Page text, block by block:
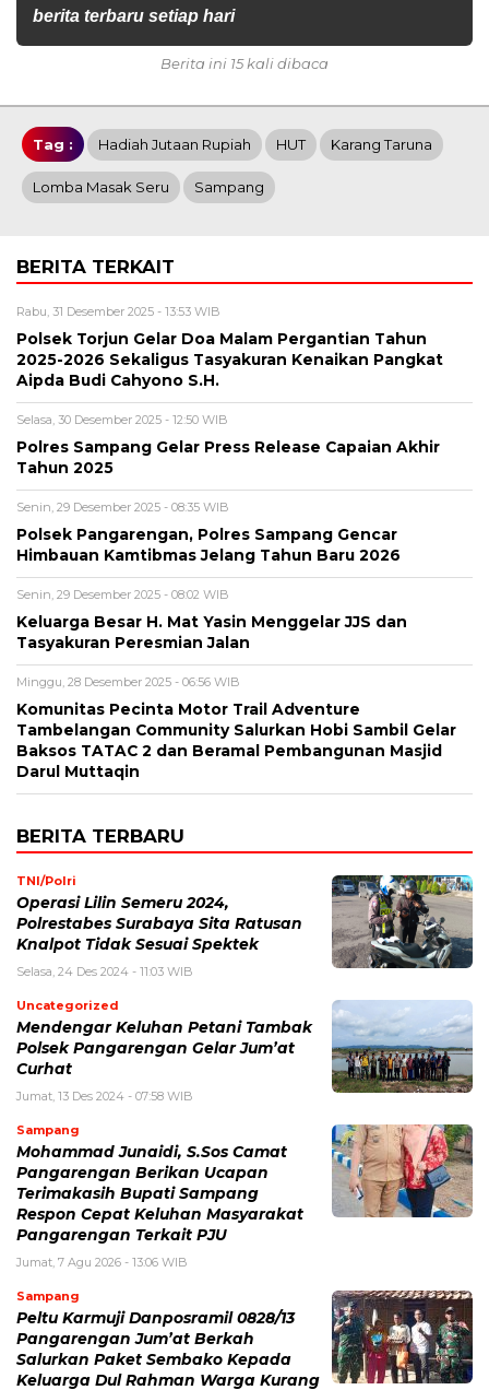
berita terbaru setiap hari
Berita ini 15 kali dibaca
Tag : Hadiah Jutaan Rupiah HUT Karang Taruna
Lomba Masak Seru Sampang
BERITA TERKAIT
Rabu, 31 Desember 2025 - 13:53 WIB
Polsek Torjun Gelar Doa Malam Pergantian Tahun
2025-2026 Sekaligus Tasyakuran Kenaikan Pangkat
Aipda Budi Cahyono S.H.
Selasa, 30 Desember 2025 - 12:50 WIB
Polres Sampang Gelar Press Release Capaian Akhir
Tahun 2025
Senin, 29 Desember 2025 - 08:35 WIB
Polsek Pangarengan, Polres Sampang Gencar
Himbauan Kamtibmas Jelang Tahun Baru 2026
Senin, 29 Desember 2025 - 08:02 WIB
Keluarga Besar H. Mat Yasin Menggelar JJS dan
Tasyakuran Peresmian Jalan
Minggu, 28 Desember 2025 - 06:56 WIB
Komunitas Pecinta Motor Trail Adventure
Tambelangan Community Salurkan Hobi Sambil Gelar
Baksos TATAC 2 dan Beramal Pembangunan Masjid
Darul Muttaqin
BERITA TERBARU
TNI/Polri
Operasi Lilin Semeru 2024,
Polrestabes Surabaya Sita Ratusan
Knalpot Tidak Sesuai Spektek
Selasa, 24 Des 2024 - 11:03 WIB
Uncategorized
Mendengar Keluhan Petani Tambak
Polsek Pangarengan Gelar Jum’at
Curhat
Jumat, 13 Des 2024 - 07:58 WIB
Sampang
Mohammad Junaidi, S.Sos Camat
Pangarengan Berikan Ucapan
Terimakasih Bupati Sampang
Respon Cepat Keluhan Masyarakat
Pangarengan Terkait PJU
Jumat, 7 Agu 2026 - 13:06 WIB
Sampang
Peltu Karmuji Danposramil 0828/13
Pangarengan Jum’at Berkah
Salurkan Paket Sembako Kepada
Keluarga Dul Rahman Warga Kurang